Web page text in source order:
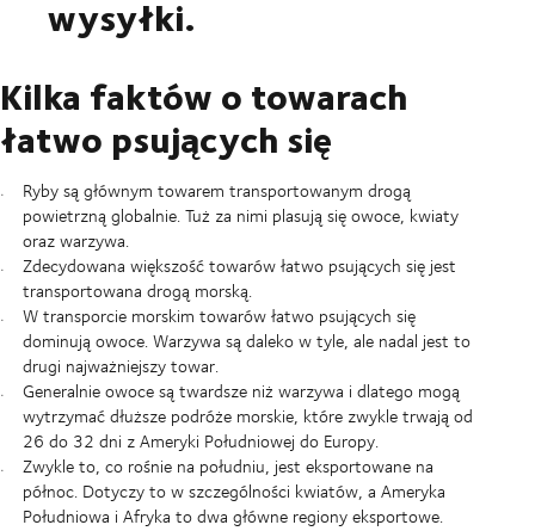
wysyłki.
Kilka faktów o towarach
łatwo psujących się
Ryby są głównym towarem transportowanym drogą
powietrzną globalnie. Tuż za nimi plasują się owoce, kwiaty
oraz warzywa.
Zdecydowana większość towarów łatwo psujących się jest
transportowana drogą morską.
W transporcie morskim towarów łatwo psujących się
dominują owoce. Warzywa są daleko w tyle, ale nadal jest to
drugi najważniejszy towar.
Generalnie owoce są twardsze niż warzywa i dlatego mogą
wytrzymać dłuższe podróże morskie, które zwykle trwają od
26 do 32 dni z Ameryki Południowej do Europy.
Zwykle to, co rośnie na południu, jest eksportowane na
północ. Dotyczy to w szczególności kwiatów, a Ameryka
Południowa i Afryka to dwa główne regiony eksportowe.